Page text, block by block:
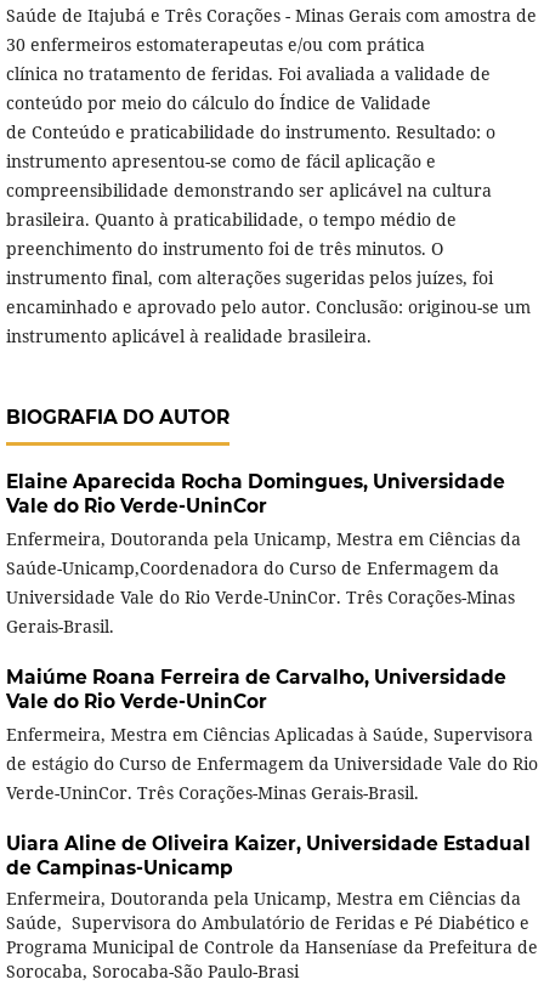
Saúde de Itajubá e Três Corações - Minas Gerais com amostra de
30 enfermeiros estomaterapeutas e/ou com prática
clínica no tratamento de feridas. Foi avaliada a validade de
conteúdo por meio do cálculo do Índice de Validade
de Conteúdo e praticabilidade do instrumento. Resultado: o
instrumento apresentou-se como de fácil aplicação e
compreensibilidade demonstrando ser aplicável na cultura
brasileira. Quanto à praticabilidade, o tempo médio de
preenchimento do instrumento foi de três minutos. O
instrumento final, com alterações sugeridas pelos juízes, foi
encaminhado e aprovado pelo autor. Conclusão: originou-se um
instrumento aplicável à realidade brasileira.
BIOGRAFIA DO AUTOR
Elaine Aparecida Rocha Domingues, Universidade
Vale do Rio Verde-UninCor
Enfermeira, Doutoranda pela Unicamp, Mestra em Ciências da
Saúde-Unicamp,Coordenadora do Curso de Enfermagem da
Universidade Vale do Rio Verde-UninCor. Três Corações-Minas
Gerais-Brasil.
Maiúme Roana Ferreira de Carvalho, Universidade
Vale do Rio Verde-UninCor
Enfermeira, Mestra em Ciências Aplicadas à Saúde, Supervisora
de estágio do Curso de Enfermagem da Universidade Vale do Rio
Verde-UninCor. Três Corações-Minas Gerais-Brasil.
Uiara Aline de Oliveira Kaizer, Universidade Estadual
de Campinas-Unicamp
Enfermeira, Doutoranda pela Unicamp, Mestra em Ciências da
Saúde, Supervisora do Ambulatório de Feridas e Pé Diabético e
Programa Municipal de Controle da Hanseníase da Prefeitura de
Sorocaba, Sorocaba-São Paulo-Brasi